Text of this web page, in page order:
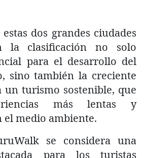
dos grandes ciudades
la clasificación no solo
para el desarrollo del
sino también la creciente
un turismo sostenible, que
más lentas y
el medio ambiente.
se considera una
para los turistas